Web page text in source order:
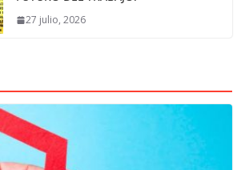
27 julio, 2026